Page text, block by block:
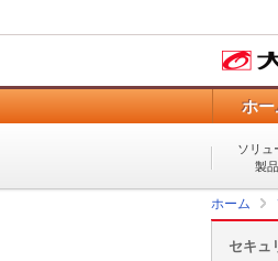
ホー
ソリュ
製
ホーム
セキュ